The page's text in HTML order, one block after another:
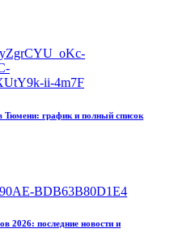
Тюмени: график и полный список
2026: последние новости и